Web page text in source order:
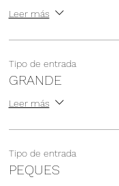
Leer más
Tipo de entrada
GRANDE
Leer más
Tipo de entrada
PEQUES